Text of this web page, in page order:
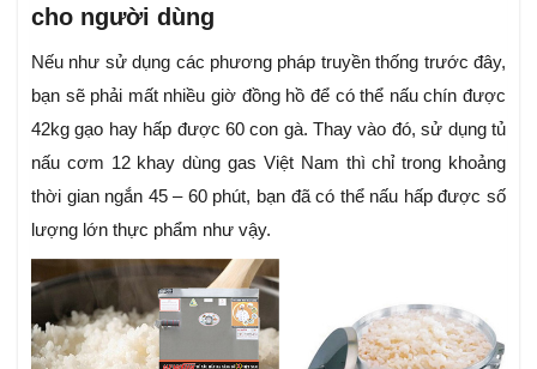
cho người dùng
Nếu như sử dụng các phương pháp truyền thống trước đây,
bạn sẽ phải mất nhiều giờ đồng hồ để có thể nấu chín được
42kg gạo hay hấp được 60 con gà. Thay vào đó, sử dụng tủ
nấu cơm 12 khay dùng gas Việt Nam thì chỉ trong khoảng
thời gian ngắn 45 – 60 phút, bạn đã có thể nấu hấp được số
lượng lớn thực phẩm như vậy.